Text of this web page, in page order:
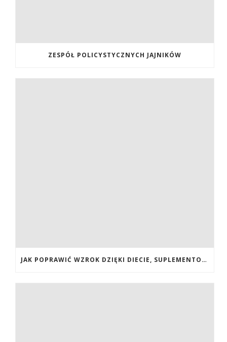
ZESPÓŁ POLICYSTYCZNYCH JAJNIKÓW
JAK POPRAWIĆ WZROK DZIĘKI DIECIE, SUPLEMENTOM BOGATYM W ANTYOKSYDANTY I WITAMINY. JAK POPRAWIĆ WZROK? DIETA NA LEPSZY WZROK. LUTEINA NA WZROK. WITAMINY NA WZROK.